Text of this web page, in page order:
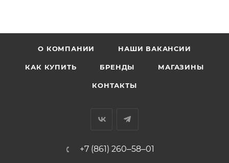
О КОМПАНИИ НАШИ ВАКАНСИИ
КАК КУПИТЬ БРЕНДЫ МАГАЗИНЫ
КОНТАКТЫ
+7 (861) 260‒58‒01